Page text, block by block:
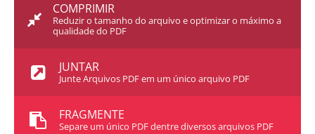
COMPRIMIR
Reduzir o tamanho do arquivo e optimizar o máximo a
qualidade do PDF
JUNTAR
Junte Arquivos PDF em um único arquivo PDF
FRAGMENTE
Separe um único PDF dentre diversos arquivos PDF